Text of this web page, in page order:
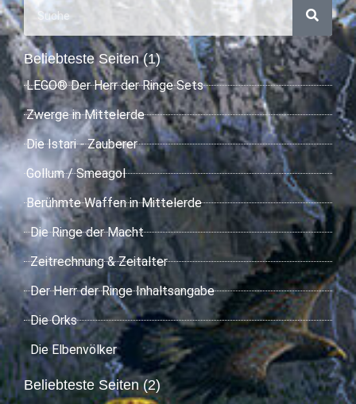
Beliebteste Seiten (1)
LEGO® Der Herr der Ringe Sets
Zwerge in Mittelerde
Die Istari - Zauberer
Gollum / Smeagol
Berühmte Waffen in Mittelerde
Die Ringe der Macht
Zeitrechnung & Zeitalter
Der Herr der Ringe Inhaltsangabe
Die Orks
Die Elbenvölker
Beliebteste Seiten (2)